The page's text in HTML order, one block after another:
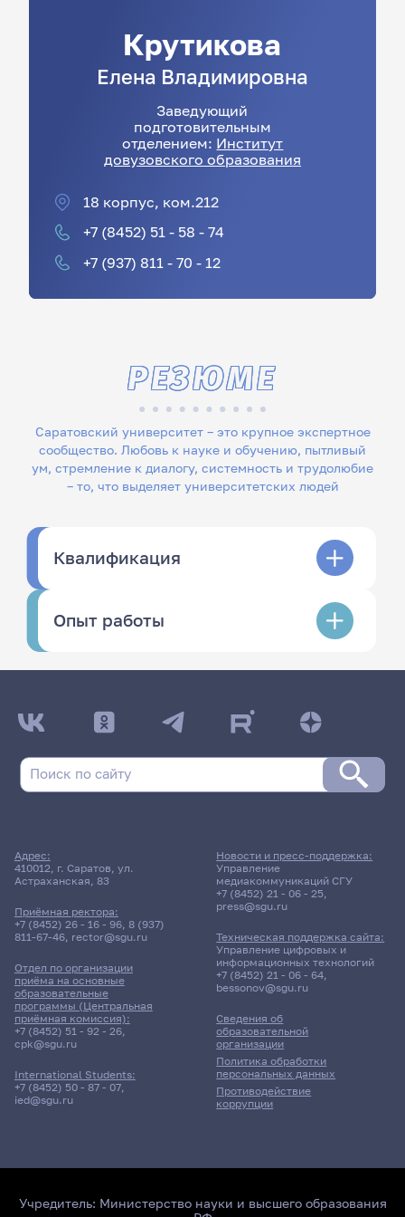
Крутикова
Елена Владимировна
Заведующий
подготовительным
отделением: Институт
довузовского образования
18 корпус, ком.212
+7 (8452) 51 - 58 - 74
+7 (937) 811 - 70 - 12
Саратовский университет – это крупное экспертное
сообщество. Любовь к науке и обучению, пытливый
ум, стремление к диалогу, системность и трудолюбие
– то, что выделяет университетских людей
РЕЗЮМЕ
Квалификация
Опыт работы
Адрес:
410012, г. Саратов, ул.
Астраханская, 83
Приёмная ректора:
+7 (8452) 26 - 16 - 96, 8 (937)
811-67-46, rector@sgu.ru
Отдел по организации
приёма на основные
образовательные
программы (Центральная
приёмная комиссия):
+7 (8452) 51 - 92 - 26,
cpk@sgu.ru
International Students:
+7 (8452) 50 - 87 - 07,
ied@sgu.ru
Сведения об
образовательной
организации
Политика обработки
персональных данных
Противодействие
коррупции
Новости и пресс-поддержка:
Управление
медиакоммуникаций СГУ
+7 (8452) 21 - 06 - 25,
press@sgu.ru
Техническая поддержка сайта:
Управление цифровых и
информационных технологий
+7 (8452) 21 - 06 - 64,
bessonov@sgu.ru
Учредитель: Министерство науки и высшего образования